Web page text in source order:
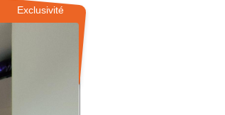
Exclusivité